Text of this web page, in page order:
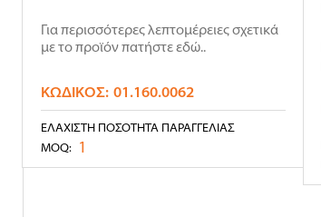
Για περισσότερες λεπτομέρειες σχετικά
με το προϊόν πατήστε εδώ..
ΚΩΔΙΚΌΣ: 01.160.0062
ΕΛΆΧΙΣΤΗ ΠΟΣΌΤΗΤΑ ΠΑΡΑΓΓΕΛΊΑΣ
MOQ: 1